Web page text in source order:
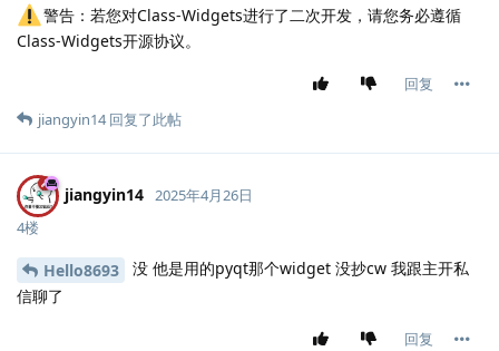
警告：若您对Class-Widgets进行了二次开发，请您务必遵循
Class-Widgets开源协议。
回复
jiangyin14回复了此帖
jiangyin14 2025年4月26日
4楼
Hello8693
没 他是用的pyqt那个widget 没抄cw 我跟主开私
信聊了
回复